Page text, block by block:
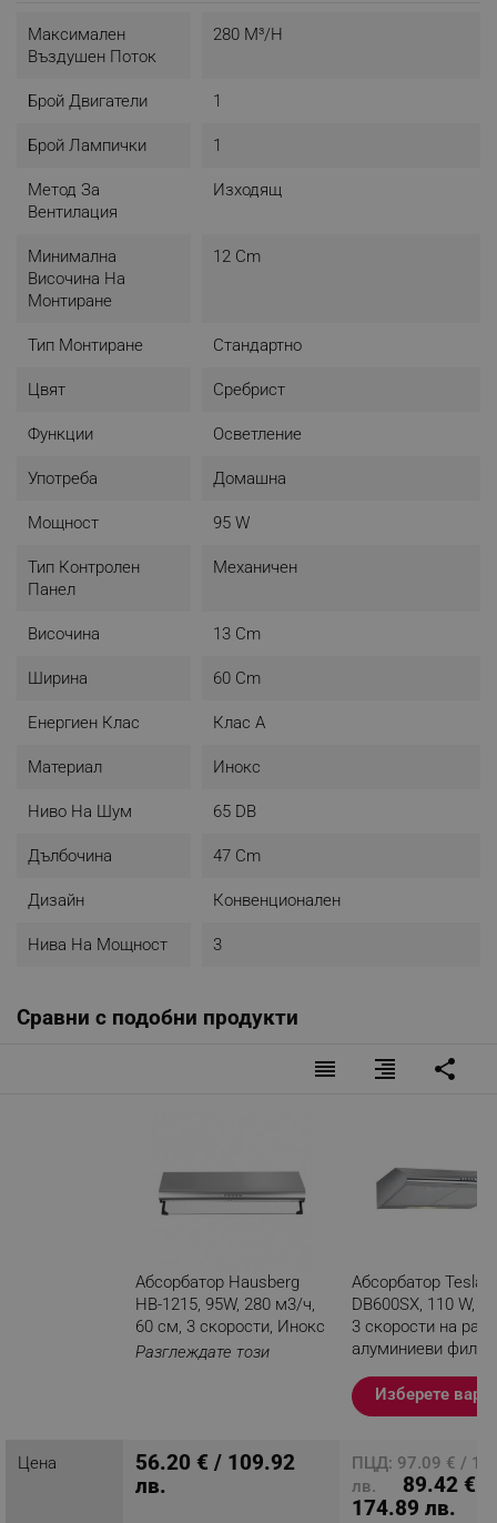
Mаксимален
Въздушен Поток
280 М³/н
Брой Двигатели 1
Брой Лампички 1
Метод За
Вентилация
Изходящ
Минимална
Височина На
Монтиране
12 Cm
Тип Монтиране Стандартно
Цвят Сребрист
Функции Осветление
Употреба Домашна
Мощност 95 W
Тип Контролен
Панел
Механичен
Височина 13 Cm
Ширина 60 Cm
Енергиен Клас Клас A
Материал Инокс
Ниво На Шум 65 DB
Дълбочина 47 Cm
Дизайн Конвенционален
Нива На Мощност 3
Сравни с подобни продукти
reorder format_align_right share
Абсорбатор Hausberg
HB-1215, 95W, 280 м3/ч,
60 см, 3 скорости, Инокс
Разглеждате този
Абсорбатор Tesla
DB600SX, 110 W, 1
3 скорости на
алуминиеви
Изберете
Цена
56.20 € / 109.92
лв.
ПЦД: 97.09 € /
лв.
89.42 € /
174.89 лв.